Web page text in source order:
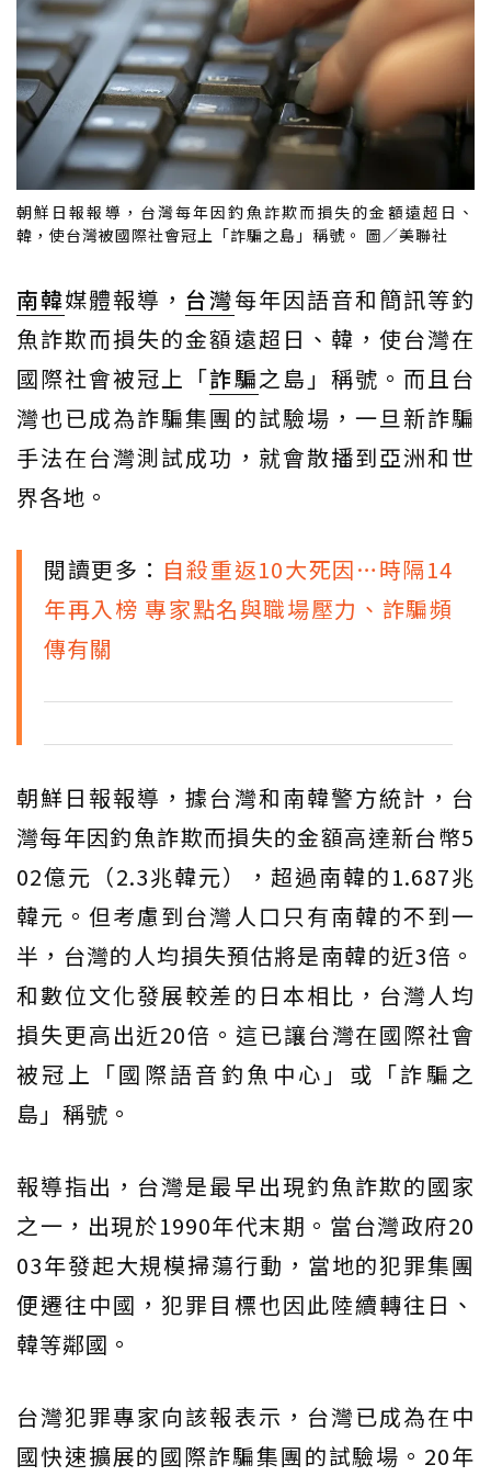
朝鮮日報報導，台灣每年因釣魚詐欺而損失的金額遠超日、
韓，使台灣被國際社會冠上「詐騙之島」稱號。 圖／美聯社
南韓媒體報導， 台灣每年因語音和簡訊等釣
魚詐欺而損失的金額遠超日、韓，使台灣在
國際社會被冠上「詐騙之島」稱號。而且台
灣也已成為詐騙集團的試驗場，一旦新詐騙
手法在台灣測試成功，就會散播到亞洲和世
界各地。
閱讀更多： 自殺重返10大死因…時隔14
年再入榜 專家點名與職場壓力、詐騙頻
傳有關
朝鮮日報報導，據台灣和南韓警方統計，台
灣每年因釣魚詐欺而損失的金額高達新台幣5
02億元（2.3兆韓元），超過南韓的1.687兆
韓元。但考慮到台灣人口只有南韓的不到一
半，台灣的人均損失預估將是南韓的近3倍。
和數位文化發展較差的日本相比，台灣人均
損失更高出近20倍。這已讓台灣在國際社會
被冠上「國際語音釣魚中心」或「詐騙之
島」稱號。
報導指出，台灣是最早出現釣魚詐欺的國家
之一，出現於1990年代末期。當台灣政府20
03年發起大規模掃蕩行動，當地的犯罪集團
便遷往中國，犯罪目標也因此陸續轉往日、
韓等鄰國。
台灣犯罪專家向該報表示，台灣已成為在中
國快速擴展的國際詐騙集團的試驗場。20年